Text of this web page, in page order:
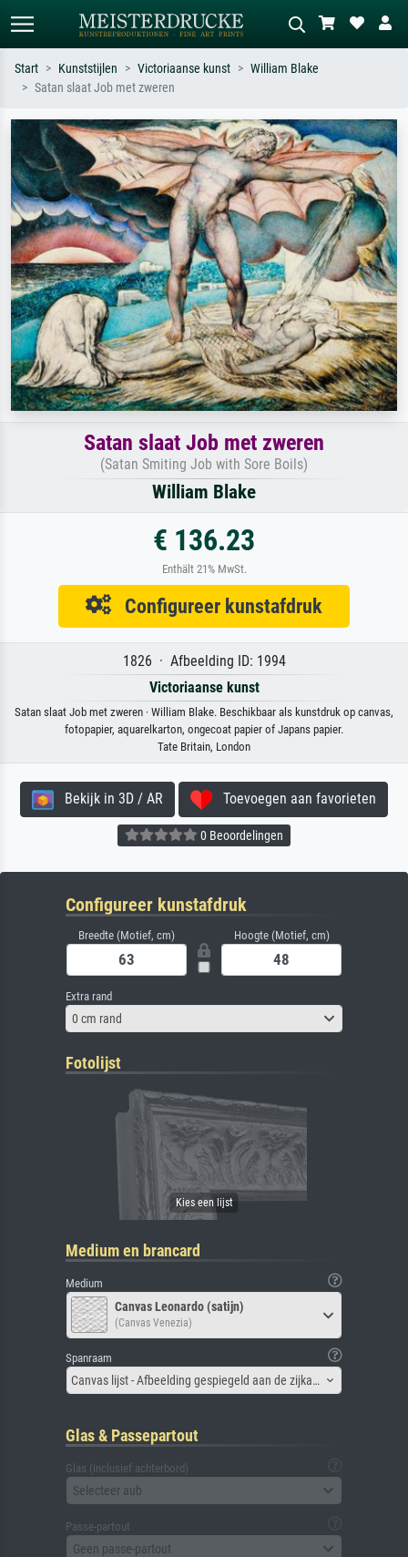
Zoek op kunstenaar, titel of stijl – bijv.
Monet, Sterrennacht, impressionisme,
Hokusai-golf, naakt.
Beschrijf de scène – bijv. groene
weide, abstract met veel rood, donker
olieverfschilderij, staand naakt naast
een boom.
Start Kunststijlen Victoriaanse kunst
William Blake
Satan slaat Job met zweren
Satan slaat Job met zweren
(Satan Smiting Job with Sore Boils)
William Blake
€ 136.23
Enthält 21% MwSt.
Configureer kunstafdruk
1826 · Afbeelding ID: 1994
Victoriaanse kunst
Satan slaat Job met zweren · William Blake. Beschikbaar als kunstdruk op canvas,
fotopapier, aquarelkarton, ongecoat papier of Japans papier.
Tate Britain, London
Bekijk in 3D / AR Toevoegen aan favorieten
0 Beoordelingen
Configureer kunstafdruk
Breedte (Motief, cm) Hoogte (Motief, cm)
Extra rand
0 cm rand
Fotolijst
Medium en brancard
Medium
Canvas Leonardo (satijn)
(Canvas Venezia)
Spanraam
Canvas lijst - Afbeelding gespiegeld aan de zijkant
Glas & Passepartout
Glas (inclusief achterbord)
Selecteer aub
Passe-partout
Geen passe-partout